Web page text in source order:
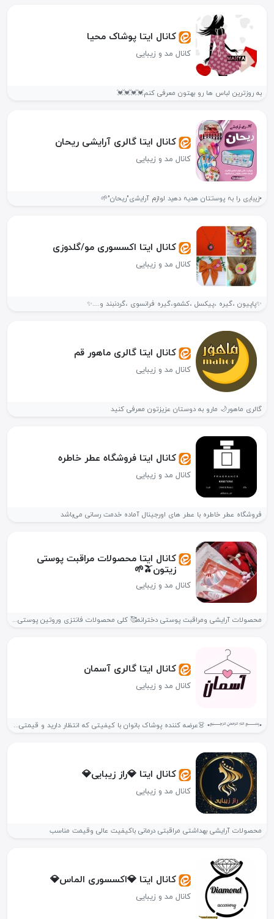
کانال ایتا پوشاک محیا
کانال مد و زیبایی
به روزترین لباس ها رو بهتون معرفی کنم💓💓💓💓
کانال ایتا گالری آرایشی ریحان
کانال مد و زیبایی
•زی‍‌ب‍‌ای‍‌ی ‍را بہ پ‍‌وس‍‌تتان ه‍‌دیہ ده‍‌‌ی‍‌د ل‍‌وازم آرای‍‌ش‍‌ی"ريحان"🌱
کانال ایتا اکسسوری مو/گلدوزی
کانال مد و زیبایی
✨پاپیون ،گیره ،پیکسل ،کشمو،گیره فرانسوی ،گردنبند و....✨
کانال ایتا گالری ماهور قم
کانال مد و زیبایی
گالری ماهور🌙 مارو به دوستان عزیزتون معرفی کنید
کانال ایتا فروشگاه عطر خاطره
کانال مد و زیبایی
فروشگاه عطر خاطره با عطر های اورجینال آماده خدمت رسانی می‌باشد
کانال ایتا محصولات مراقبت پوستی
زیتون🫒🌱
کانال مد و زیبایی
محصولات آرایشی ومراقبت پوستی دخترانه🥰 کلی محصولات فانتزی وروتین پوستی دخترانه😍🍓 اینجا...
کانال ایتا گالری آسمان
کانال مد و زیبایی
•﷽• 👗عرضه کننده پوشاک بانوان با کیفیتی که انتظار دارید و قیمتی...
کانال ایتا 💎راز زیبایی💎
کانال مد و زیبایی
محصولات آرایشی بهداشتی مراقبتی درمانی باکیفیت عالی وقیمت مناسب
کانال ایتا 💎اکسسوری الماس💎
کانال مد و زیبایی